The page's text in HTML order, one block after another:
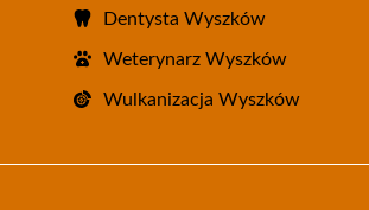
Dentysta Wyszków
Weterynarz Wyszków
Wulkanizacja Wyszków